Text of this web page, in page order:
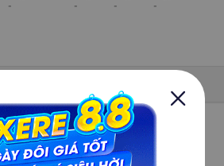
-
-
-
-
nào rẻ nhất?